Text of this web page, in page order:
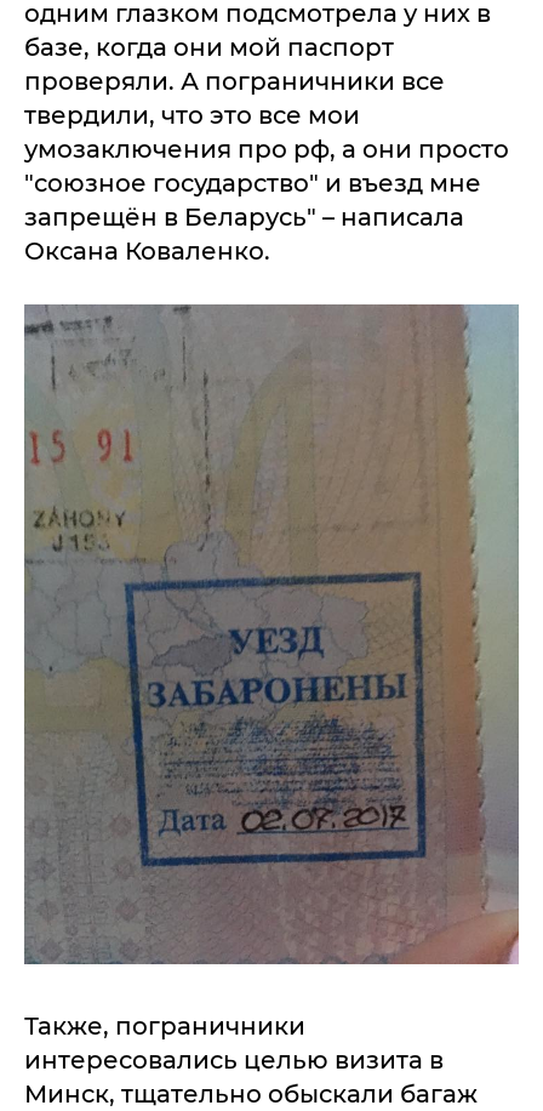
одним глазком подсмотрела у них в
базе, когда они мой паспорт
проверяли. А пограничники все
твердили, что это все мои
умозаключения про рф, а они просто
"союзное государство" и въезд мне
запрещён в Беларусь" – написала
Оксана Коваленко.
Также, пограничники
интересовались целью визита в
Минск, тщательно обыскали багаж